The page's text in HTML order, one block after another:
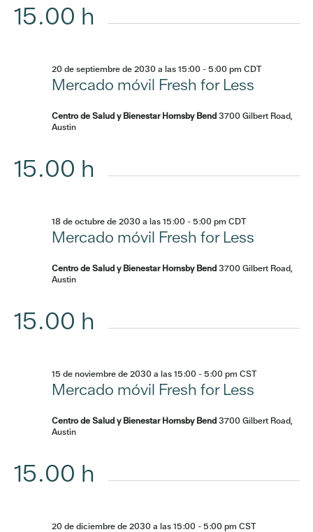
15.00 h
Mercado móvil Fresh for Less
20 de septiembre de 2030 a las 15:00-5:00 pm CDT
Centro de Salud y Bienestar Hornsby Bend3700 Gilbert Road,
Austin
15.00 h
Mercado móvil Fresh for Less
18 de octubre de 2030 a las 15:00-5:00 pm CDT
Centro de Salud y Bienestar Hornsby Bend3700 Gilbert Road,
Austin
15.00 h
Mercado móvil Fresh for Less
15 de noviembre de 2030 a las 15:00-5:00 pm CST
Centro de Salud y Bienestar Hornsby Bend3700 Gilbert Road,
Austin
15.00 h
20 de diciembre de 2030 a las 15:00-5:00 pm CST